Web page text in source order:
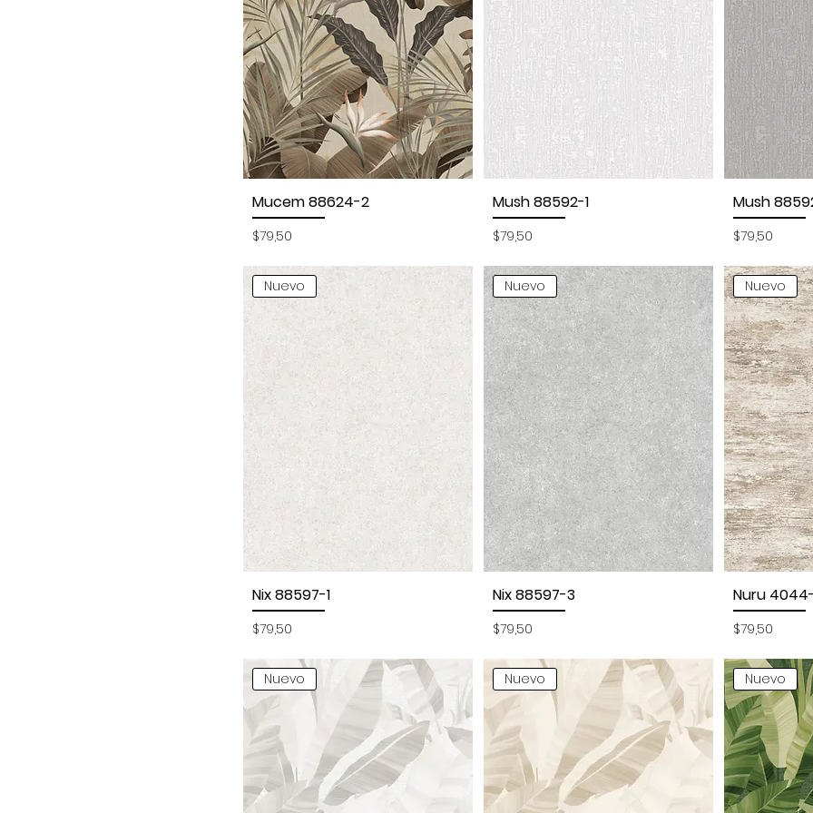
Vista rápida
Mucem 88624-2
Precio
$79,50
Vista rápida
Mush 88592-1
Precio
$79,50
Mush
Precio
$79,50
Vista rápida
Nuevo
Nix 88597-1
Precio
$79,50
Vista rápida
Nuevo
Nix 88597-3
Precio
$79,50
Nuevo
Nuru
Precio
$79,50
Nuevo Nuevo Nuevo